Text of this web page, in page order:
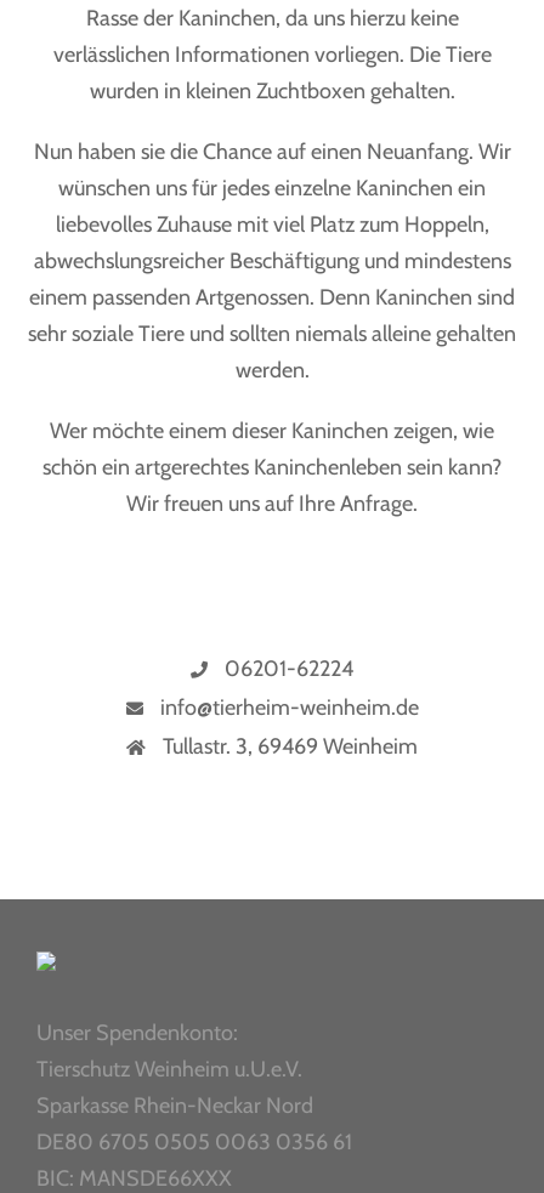
Rasse der Kaninchen, da uns hierzu keine
verlässlichen Informationen vorliegen. Die Tiere
wurden in kleinen Zuchtboxen gehalten.
Nun haben sie die Chance auf einen Neuanfang. Wir
wünschen uns für jedes einzelne Kaninchen ein
liebevolles Zuhause mit viel Platz zum Hoppeln,
abwechslungsreicher Beschäftigung und mindestens
einem passenden Artgenossen. Denn Kaninchen sind
sehr soziale Tiere und sollten niemals alleine gehalten
werden.
Wer möchte einem dieser Kaninchen zeigen, wie
schön ein artgerechtes Kaninchenleben sein kann?
Wir freuen uns auf Ihre Anfrage.
06201-62224
info@tierheim-weinheim.de
Tullastr. 3, 69469 Weinheim
Unser Spendenkonto:
Tierschutz Weinheim u.U.e.V.
Sparkasse Rhein-Neckar Nord
DE80 6705 0505 0063 0356 61
BIC: MANSDE66XXX